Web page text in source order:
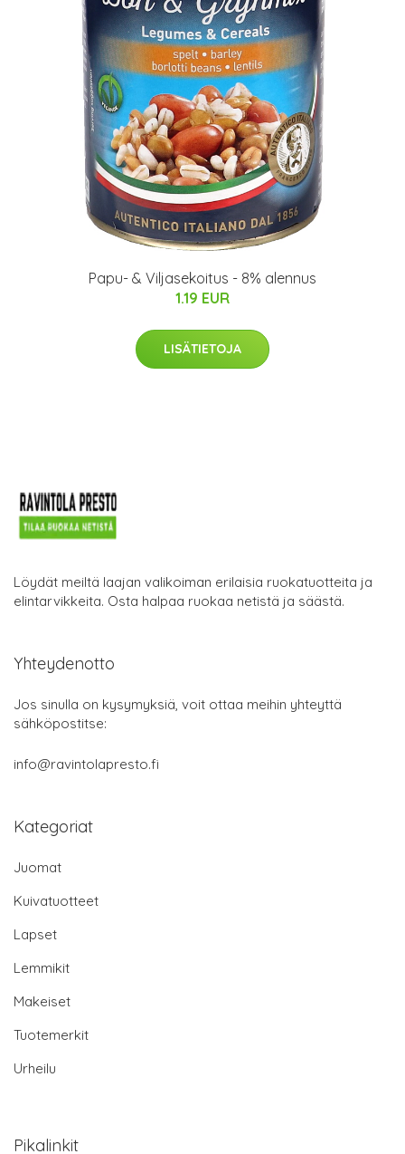
Papu- & Viljasekoitus - 8% alennus
1.19 EUR
LISÄTIETOJA
Löydät meiltä laajan valikoiman erilaisia ruokatuotteita ja
elintarvikkeita. Osta halpaa ruokaa netistä ja säästä.
Yhteydenotto
Jos sinulla on kysymyksiä, voit ottaa meihin yhteyttä
sähköpostitse:
info@ravintolapresto.fi
Kategoriat
Juomat
Kuivatuotteet
Lapset
Lemmikit
Makeiset
Tuotemerkit
Urheilu
Pikalinkit